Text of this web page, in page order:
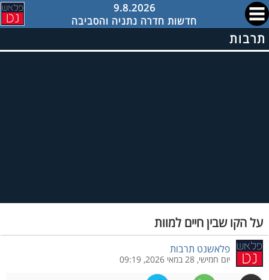
9.8.2026
חדשות חדרה נתניה והסביבה
תרבות
על הקו שבין חיים למוות
פלאשנט תרבות
יום חמישי, 28 במאי 2026, 09:19